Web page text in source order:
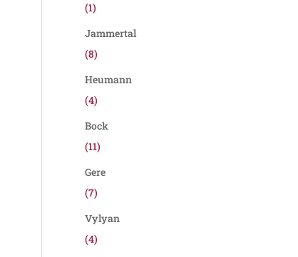
(1)
Jammertal
(8)
Heumann
(4)
Bock
(11)
Gere
(7)
Vylyan
(4)